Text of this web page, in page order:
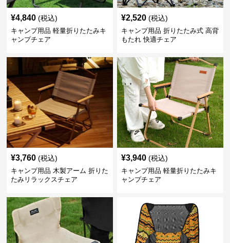
¥4,840 (税込)
キャンプ用品 軽量折りたたみキ
ャンプチェア
¥2,520 (税込)
キャンプ用品 折りたたみ式 高背
もたれ 快適チェア
¥3,760 (税込)
キャンプ用品 木製アーム 折りた
たみリラックスチェア
¥3,940 (税込)
キャンプ用品 軽量折りたたみキ
ャンプチェア